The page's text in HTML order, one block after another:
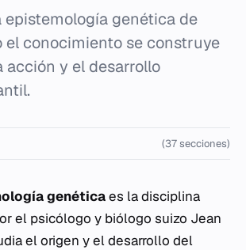
epistemología genética de
el conocimiento se construye
acción y el desarrollo
(37 secciones)
genéticaes la disciplina
el psicólogo y biólogo suizo Jean
el origen y el desarrollo del